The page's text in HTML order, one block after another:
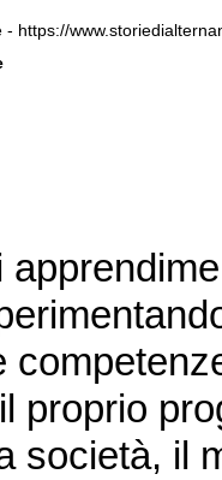
https://
proprio
società, il